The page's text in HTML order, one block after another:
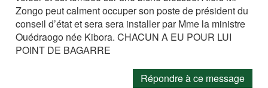
Zongo peut calment occuper son poste de président du
conseil d’état et sera sera installer par Mme la ministre
Ouédraogo née Kibora. CHACUN A EU POUR LUI
POINT DE BAGARRE
Répondre à ce message